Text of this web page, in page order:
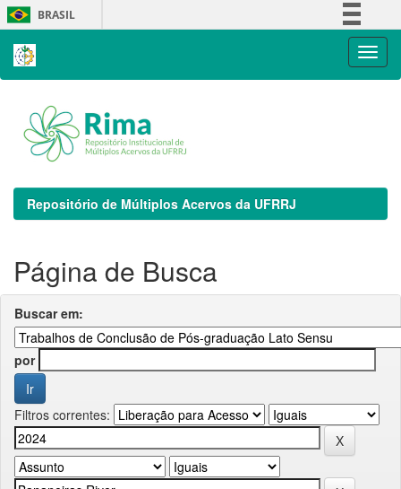
Skip
navigation
BRASIL
Repositório de Múltiplos Acervos da UFRRJ
Página de Busca
Buscar em:
por
Filtros correntes: